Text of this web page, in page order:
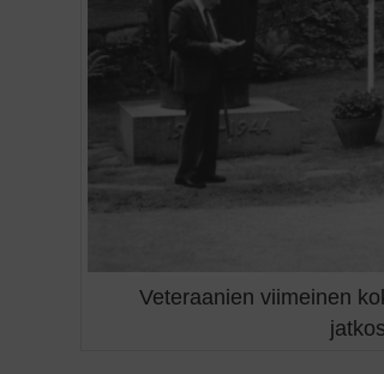
Veteraanien viimeinen